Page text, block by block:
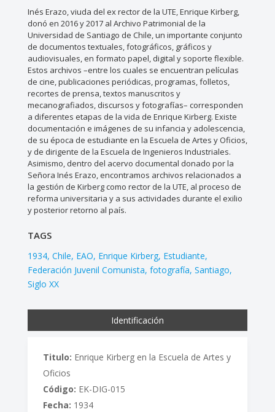
Inés Erazo, viuda del ex rector de la UTE, Enrique Kirberg,
donó en 2016 y 2017 al Archivo Patrimonial de la
Universidad de Santiago de Chile, un importante conjunto
de documentos textuales, fotográficos, gráficos y
audiovisuales, en formato papel, digital y soporte flexible.
Estos archivos –entre los cuales se encuentran películas
de cine, publicaciones periódicas, programas, folletos,
recortes de prensa, textos manuscritos y
mecanografiados, discursos y fotografías– corresponden
a diferentes etapas de la vida de Enrique Kirberg. Existe
documentación e imágenes de su infancia y adolescencia,
de su época de estudiante en la Escuela de Artes y Oficios,
y de dirigente de la Escuela de Ingenieros Industriales.
Asimismo, dentro del acervo documental donado por la
Señora Inés Erazo, encontramos archivos relacionados a
la gestión de Kirberg como rector de la UTE, al proceso de
reforma universitaria y a sus actividades durante el exilio
y posterior retorno al país.
TAGS
1934 Chile EAO Enrique Kirberg Estudiante
Federación Juvenil Comunista fotografía Santiago
Siglo XX
Identificación
Titulo: Enrique Kirberg en la Escuela de Artes y
Oficios
Código: EK-DIG-015
Fecha: 1934